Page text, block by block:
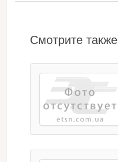
Смотрите также